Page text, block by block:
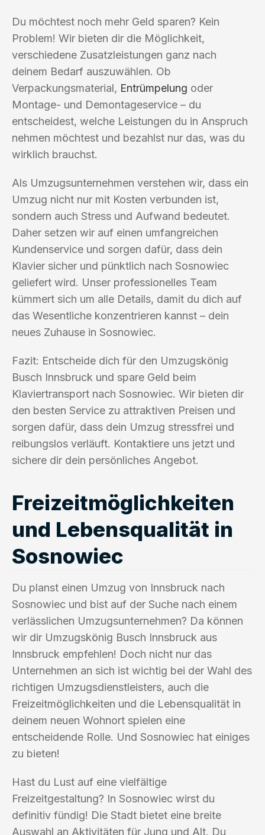
Du möchtest noch mehr Geld sparen? Kein
Problem! Wir bieten dir die Möglichkeit,
verschiedene Zusatzleistungen ganz nach
deinem Bedarf auszuwählen. Ob
Verpackungsmaterial, Entrümpelung oder
Montage- und Demontageservice – du
entscheidest, welche Leistungen du in Anspruch
nehmen möchtest und bezahlst nur das, was du
wirklich brauchst.
Als Umzugsunternehmen verstehen wir, dass ein
Umzug nicht nur mit Kosten verbunden ist,
sondern auch Stress und Aufwand bedeutet.
Daher setzen wir auf einen umfangreichen
Kundenservice und sorgen dafür, dass dein
Klavier sicher und pünktlich nach Sosnowiec
geliefert wird. Unser professionelles Team
kümmert sich um alle Details, damit du dich auf
das Wesentliche konzentrieren kannst – dein
neues Zuhause in Sosnowiec.
Fazit: Entscheide dich für den Umzugskönig
Busch Innsbruck und spare Geld beim
Klaviertransport nach Sosnowiec. Wir bieten dir
den besten Service zu attraktiven Preisen und
sorgen dafür, dass dein Umzug stressfrei und
reibungslos verläuft. Kontaktiere uns jetzt und
sichere dir dein persönliches Angebot.
Freizeitmöglichkeiten
und Lebensqualität in
Sosnowiec
Du planst einen Umzug von Innsbruck nach
Sosnowiec und bist auf der Suche nach einem
verlässlichen Umzugsunternehmen? Da können
wir dir Umzugskönig Busch Innsbruck aus
Innsbruck empfehlen! Doch nicht nur das
Unternehmen an sich ist wichtig bei der Wahl des
richtigen Umzugsdienstleisters, auch die
Freizeitmöglichkeiten und die Lebensqualität in
deinem neuen Wohnort spielen eine
entscheidende Rolle. Und Sosnowiec hat einiges
zu bieten!
Hast du Lust auf eine vielfältige
Freizeitgestaltung? In Sosnowiec wirst du
definitiv fündig! Die Stadt bietet eine breite
Auswahl an Aktivitäten für Jung und Alt. Du